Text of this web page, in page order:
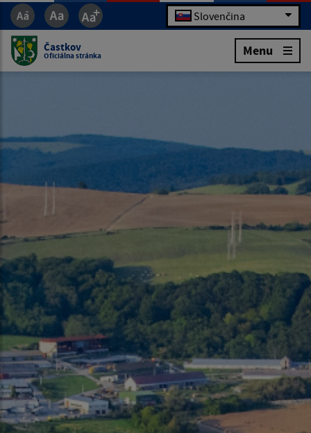
Slovenčina
Častkov
Oficiálna stránka Menu